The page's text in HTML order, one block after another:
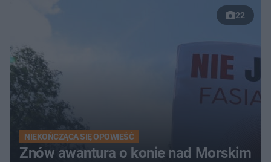
22
NIEKOŃCZĄCA SIĘ OPOWIEŚĆ
Znów awantura o konie nad Morskim